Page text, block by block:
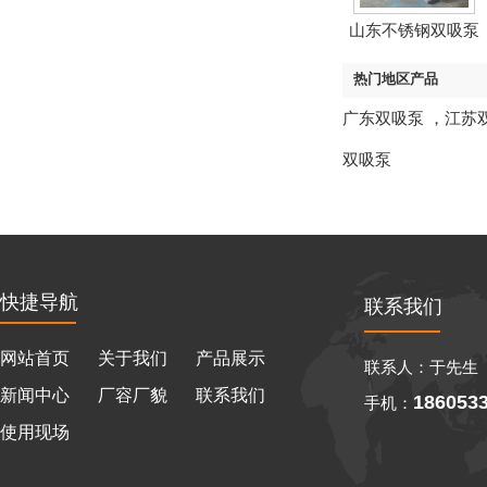
山东不锈钢双吸泵
热门地区产品
广东双吸泵 ， 江苏
双吸泵
快捷导航
网站首页 关于我们
产品展示
新闻中心
厂容厂貌
联系我们
使用现场
联系我们
联系人：于先生
手机：